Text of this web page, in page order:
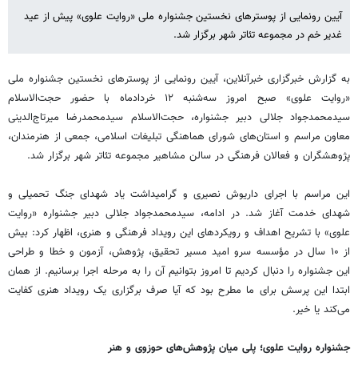
آیین رونمایی از پوسترهای نخستین جشنواره ملی «روایت علوی» پیش از عید
غدیر خم در مجموعه تئاتر شهر برگزار شد.
به گزارش خبرگزاری خبرآنلاین، آیین رونمایی از پوسترهای نخستین جشنواره ملی
«روایت علوی» صبح امروز سه‌شنبه ۱۲ خردادماه با حضور حجت‌الاسلام
سیدمحمدجواد جلالی دبیر جشنواره، حجت‌الاسلام سیدمحمدرضا میرتاج‌الدینی
معاون مراسم و استان‌های شورای هماهنگی تبلیغات اسلامی، جمعی از هنرمندان،
پژوهشگران و فعالان فرهنگی در سالن مشاهیر مجموعه تئاتر شهر برگزار شد.
این مراسم با اجرای داریوش نصیری و گرامیداشت یاد شهدای جنگ تحمیلی و
شهدای خدمت آغاز شد. در ادامه، سیدمحمدجواد جلالی دبیر جشنواره «روایت
علوی» با تشریح اهداف و رویکردهای این رویداد فرهنگی و هنری، اظهار کرد: بیش
از ۱۰ سال در مؤسسه سرو امید مسیر تحقیق، پژوهش، آزمون و خطا و طراحی
این جشنواره را دنبال کردیم تا امروز بتوانیم آن را به مرحله اجرا برسانیم. از همان
ابتدا این پرسش برای ما مطرح بود که آیا صرف برگزاری یک رویداد هنری کفایت
می‌کند یا خیر.
جشنواره روایت علوی؛ پلی میان پژوهش‌های حوزوی و هنر